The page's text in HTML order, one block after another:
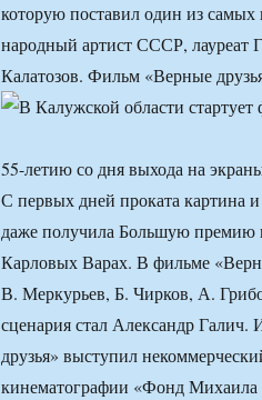
которую поставил один из самых
народный артист СССР, лауреат
Калатозов. Фильм «Верные
55-летию со дня выхода на
С первых дней проката картина
даже получила Большую премию
Карловых Варах. В фильме
В. Меркурьев, Б. Чирков, А.
сценария стал Александр
друзья» выступил
кинематографии «Фонд Михаила